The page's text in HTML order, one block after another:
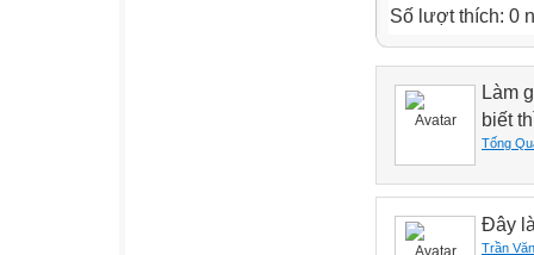
Số lượt thích: 0
Làm
biết
Tống
Đây
Trần